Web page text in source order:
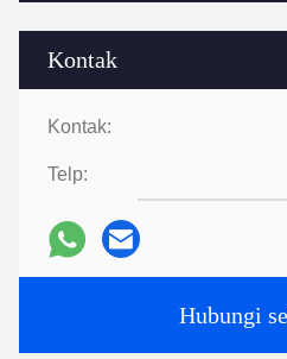
Kontak
Kontak:
Telp:
Hubungi